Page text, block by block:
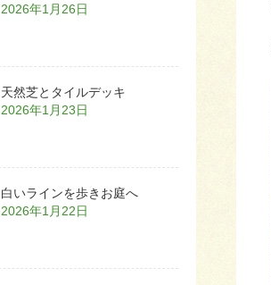
2026年1月26日
天然芝とタイルデッキ
2026年1月23日
白いラインを歩きお庭へ
2026年1月22日